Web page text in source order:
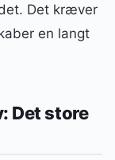
Det kræver
en langt
Det store